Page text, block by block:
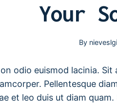
Your
By
odio euismod lacinia.
Pellentesque
et leo duis ut diam